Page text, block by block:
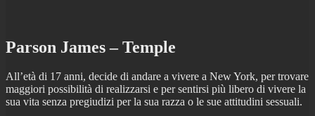
Parson James – Temple
All’età di 17 anni, decide di andare a vivere a New York, per trovare
maggiori possibilità di realizzarsi e per sentirsi più libero di vivere la
sua vita senza pregiudizi per la sua razza o le sue attitudini sessuali.